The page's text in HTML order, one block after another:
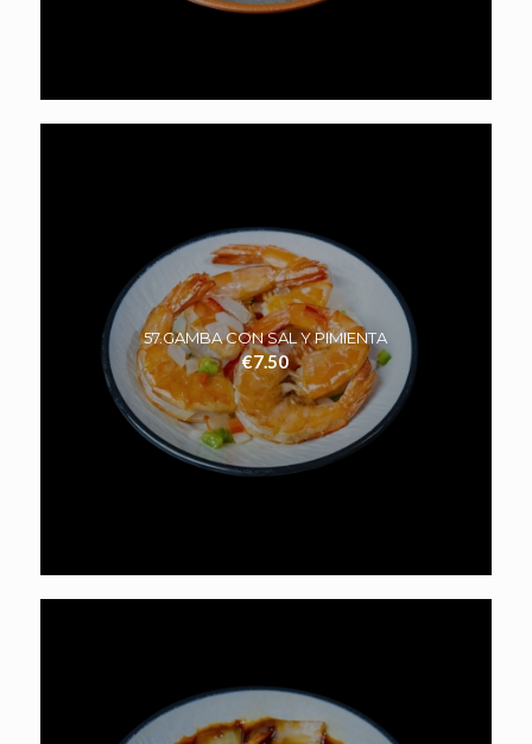
57.GAMBA CON SAL Y PIMIENTA
€7.50